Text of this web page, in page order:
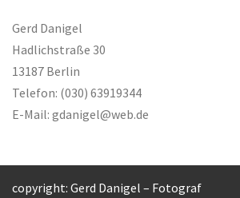
Gerd Danigel
Hadlichstraße 30
13187 Berlin
Telefon: (030) 63919344
E-Mail: gdanigel@web.de
copyright: Gerd Danigel – Fotograf